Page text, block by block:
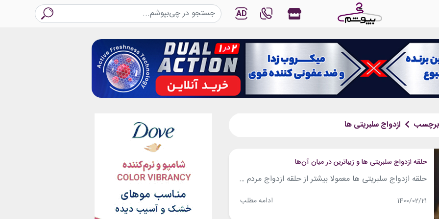
AD
برچسب ازدواج سلبریتی ها
حلقه ازدواج سلبریتی ها و زیباترین در میان آن‌ها
حلقه ازدواج سلبریتی ها معمولا بیشتر از حلقه ازدواج مردم عادی به چشم می‌آید. معمولا آن‌ها حلقه‌های منحصر به فردتری را انتخاب می‌کنند و همین موضوع سبب می‌گردد که حلقه ازدواج آن‌ها خبرساز و جنجالی شود. تا به حال به این حلقه‌ها توجه کرده‌اید؟ در ادامه این مطلب با چی بپوشم همراه باشید تا برخی...
1400/02/21 ادامه مطلب